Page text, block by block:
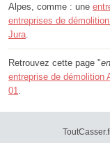
Alpes, comme : une
entreprises de
Jura
Retrouvez cette page "
entreprise de démolition
01